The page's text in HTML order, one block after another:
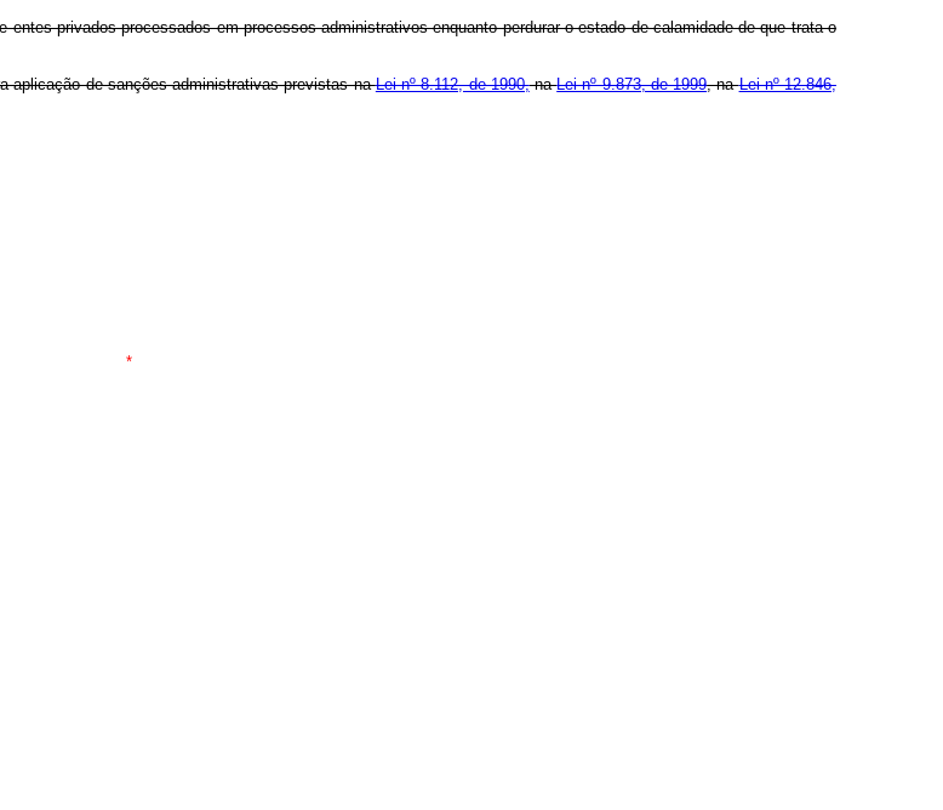
privados processados em processos administrativos enquanto perdurar o estado de calamidade de que trata o
aplicação de sanções administrativas previstas naLei nº 8.112, de 1990,naLei nº 9.873, de 1999, naLei nº 12.846,
*